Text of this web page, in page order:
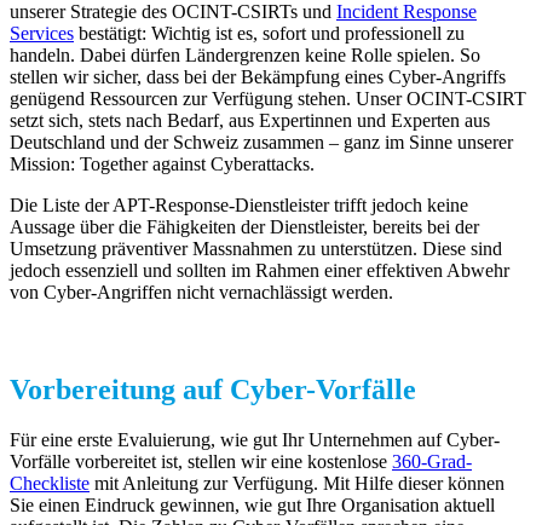
unserer Strategie des OCINT-CSIRTs und Incident Response
Services bestätigt: Wichtig ist es, sofort und professionell zu
handeln. Dabei dürfen Ländergrenzen keine Rolle spielen. So
stellen wir sicher, dass bei der Bekämpfung eines Cyber-Angriffs
genügend Ressourcen zur Verfügung stehen. Unser OCINT-CSIRT
setzt sich, stets nach Bedarf, aus Expertinnen und Experten aus
Deutschland und der Schweiz zusammen – ganz im Sinne unserer
Mission: Together against Cyberattacks.
Die Liste der APT-Response-Dienstleister trifft jedoch keine
Aussage über die Fähigkeiten der Dienstleister, bereits bei der
Umsetzung präventiver Massnahmen zu unterstützen. Diese sind
jedoch essenziell und sollten im Rahmen einer effektiven Abwehr
von Cyber-Angriffen nicht vernachlässigt werden.
Vorbereitung auf Cyber-Vorfälle
Für eine erste Evaluierung, wie gut Ihr Unternehmen auf Cyber-
Vorfälle vorbereitet ist, stellen wir eine kostenlose 360-Grad-
Checkliste mit Anleitung zur Verfügung. Mit Hilfe dieser können
Sie einen Eindruck gewinnen, wie gut Ihre Organisation aktuell